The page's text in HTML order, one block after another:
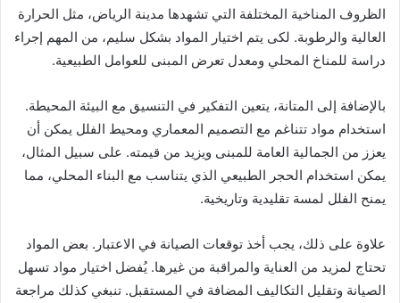
الظروف المناخية المختلفة التي تشهدها مدينة الرياض، مثل الحرارة
العالية والرطوبة. لكى يتم اختيار المواد بشكل سليم، من المهم إجراء
دراسة للمناخ المحلي ومعدل تعرض المبنى للعوامل الطبيعية.
بالإضافة إلى المتانة، يتعين التفكير في التنسيق مع البيئة المحيطة.
استخدام مواد تتناغم مع التصميم المعماري ومحيط الفلل يمكن أن
يعزز من الجمالية العامة للمبنى ويزيد من قيمته. على سبيل المثال،
يمكن استخدام الحجر الطبيعي الذي يتناسب مع البناء المحلي، مما
يمنح الفلل لمسة تقليدية وتاريخية.
علاوة على ذلك، يجب أخذ توقعات الصيانة في الاعتبار. بعض المواد
تحتاج لمزيد من العناية والمراقبة من غيرها. يُفضل اختيار مواد تسهل
الصيانة وتقليل التكاليف المضافة في المستقبل. تنبغي كذلك مراجعة